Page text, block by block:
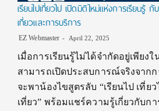
เรียนไปเที่ยวไป เปิดมิติใหม่แห่งการเรียนรู้
เที่ยวและการบริการ
EZ Webmaster April 22, 2025
เมื่อการเรียนรู้ไม่ได้จำกัดอยู่เพียงใ
สามารถเปิดประสบการณ์จริงจาก
จะพาน้องไขสูตรลับ “เรียนไป เที่ย
เที่ยว” พร้อมแชร์ความรู้เกี่ยวกับก